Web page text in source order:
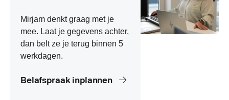
Mirjam denkt graag met je
mee. Laat je gegevens achter,
dan belt ze je terug binnen 5
werkdagen.
Belafspraak inplannen